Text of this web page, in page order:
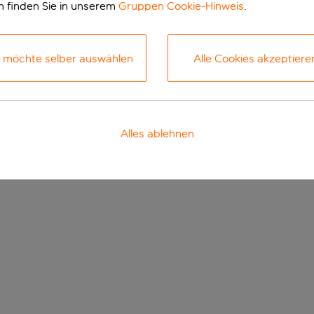
finden Sie in unserem Gruppen Cookie-Hinweis.
möchte selber auswählen Alle Cookies
Alles ablehnen